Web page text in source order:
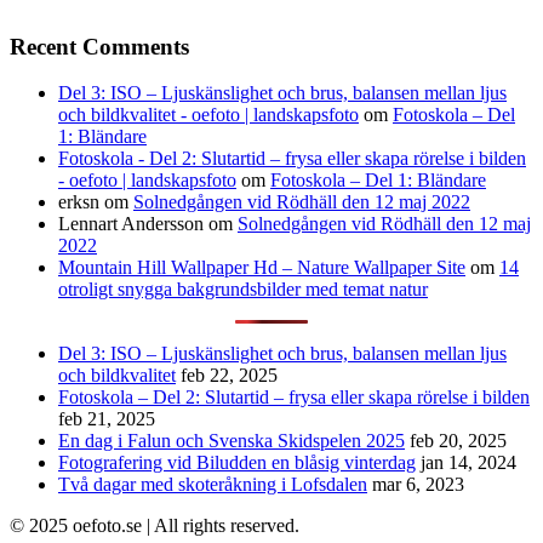
Recent Comments
Del 3: ISO – Ljuskänslighet och brus, balansen mellan ljus
och bildkvalitet - oefoto | landskapsfoto om Fotoskola – Del
1: Bländare
Fotoskola - Del 2: Slutartid – frysa eller skapa rörelse i bilden
- oefoto | landskapsfoto om Fotoskola – Del 1: Bländare
erksn om Solnedgången vid Rödhäll den 12 maj 2022
Lennart Andersson om Solnedgången vid Rödhäll den 12 maj
2022
Mountain Hill Wallpaper Hd – Nature Wallpaper Site om 14
otroligt snygga bakgrundsbilder med temat natur
Del 3: ISO – Ljuskänslighet och brus, balansen mellan ljus
och bildkvalitet feb 22, 2025
Fotoskola – Del 2: Slutartid – frysa eller skapa rörelse i bilden
feb 21, 2025
En dag i Falun och Svenska Skidspelen 2025 feb 20, 2025
Fotografering vid Biludden en blåsig vinterdag jan 14, 2024
Två dagar med skoteråkning i Lofsdalen mar 6, 2023
© 2025 oefoto.se | All rights reserved.